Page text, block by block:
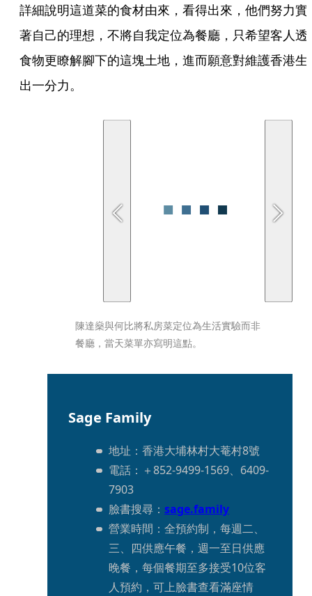
詳細說明這道菜的食材由來，看得出來，他們努力實
著自己的理想，不將自我定位為餐廳，只希望客人透
食物更瞭解腳下的這塊土地，進而願意對維護香港生
出一分力。
陳達燊與何比將私房菜定位為生活實驗而非
餐廳，當天菜單亦寫明這點。
Sage Family
地址：香港大埔林村大菴村8號
電話：＋852-9499-1569、6409-
7903
臉書搜尋： sage.family
營業時間：全預約制，每週二、
三、四供應午餐，週一至日供應
晚餐，每個餐期至多接受10位客
人預約，可上臉書查看滿座情